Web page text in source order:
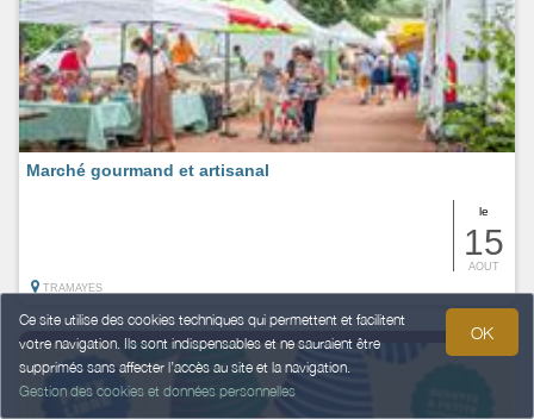
Ce site utilise des cookies techniques qui permettent et facilitent
votre navigation. Ils sont indispensables et ne sauraient être
supprimés sans affecter l’accès au site et la navigation.
Gestion des cookies et données personnelles
OK
le
15
AOUT
Marché gourmand et artisanal
TRAMAYES